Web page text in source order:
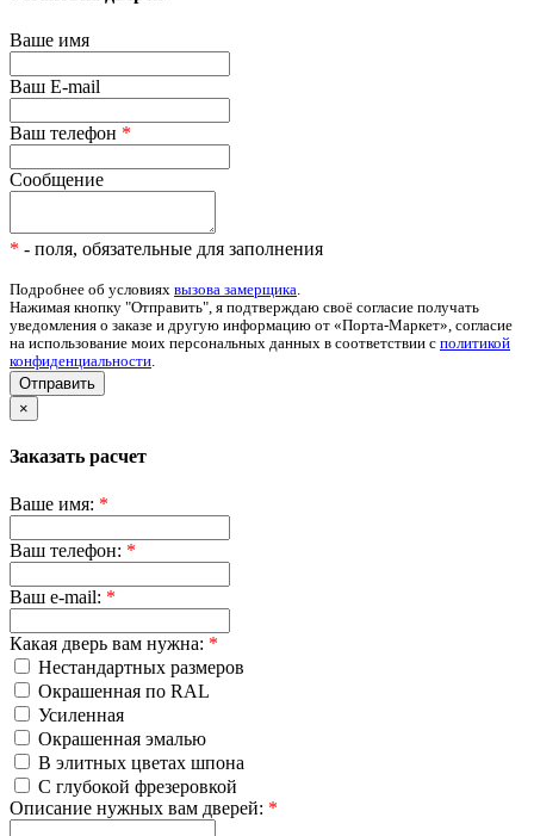
Ваше имя
Ваш E-mail
Ваш телефон *
Сообщение
* - поля, обязательные для заполнения
Подробнее об условиях вызова замерщика.
Нажимая кнопку "Отправить", я подтверждаю своё согласие получать
уведомления о заказе и другую информацию от «Порта-Маркет», согласие
на использование моих персональных данных в соответствии с политикой
конфиденциальности.
Отправить
×
Заказать расчет
Ваше имя: *
Ваш телефон: *
Ваш e-mail: *
Какая дверь вам нужна: *
Нестандартных размеров
Окрашенная по RAL
Усиленная
Окрашенная эмалью
В элитных цветах шпона
С глубокой фрезеровкой
Описание нужных вам дверей: *